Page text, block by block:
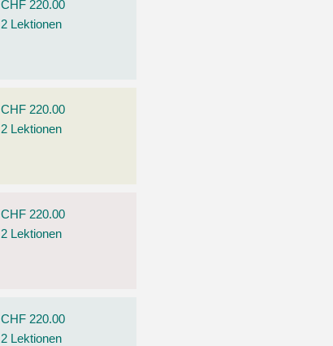
CHF 220.00
2 Lektionen
CHF 220.00
2 Lektionen
CHF 220.00
2 Lektionen
CHF 220.00
2 Lektionen